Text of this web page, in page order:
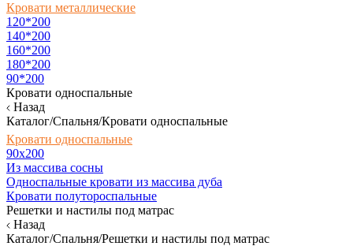
Кровати металлические
120*200
140*200
160*200
180*200
90*200
Кровати односпальные
Назад
Каталог/Спальня/Кровати односпальные
Кровати односпальные
90х200
Из массива сосны
Односпальные кровати из массива дуба
Кровати полутороспальные
Решетки и настилы под матрас
Назад
Каталог/Спальня/Решетки и настилы под матрас